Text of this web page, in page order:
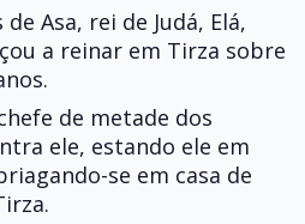
Asa, rei de Judá, Elá,
a reinar em Tirza sobre
de metade dos
ele, estando ele em
se em casa de